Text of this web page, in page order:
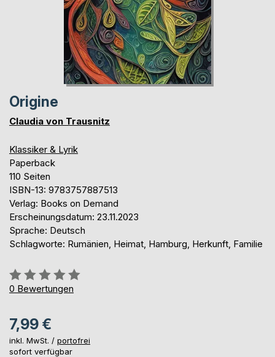
Origine
Claudia von Trausnitz
Klassiker & Lyrik
Paperback
110 Seiten
ISBN-13: 9783757887513
Verlag: Books on Demand
Erscheinungsdatum: 23.11.2023
Sprache: Deutsch
Schlagworte: Rumänien, Heimat, Hamburg, Herkunft, Familie
Bewertung::
0%
0 Bewertungen
7,99 €
inkl. MwSt. / portofrei
sofort verfügbar